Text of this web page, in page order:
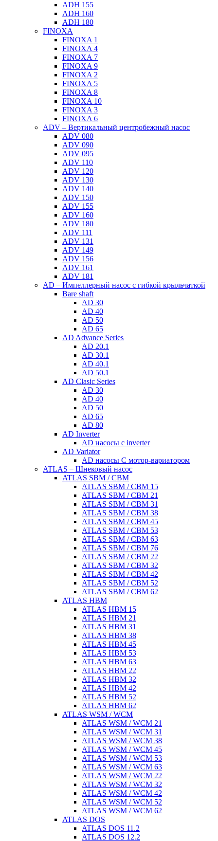
ADH 155
ADH 160
ADH 180
FINOXA
FINOXA 1
FINOXA 4
FINOXA 7
FINOXA 9
FINOXA 2
FINOXA 5
FINOXA 8
FINOXA 10
FINOXA 3
FINOXA 6
ADV – Вертикальный центробежный насос
ADV 080
ADV 090
ADV 095
ADV 110
ADV 120
ADV 130
ADV 140
ADV 150
ADV 155
ADV 160
ADV 180
ADV 111
ADV 131
ADV 149
ADV 156
ADV 161
ADV 181
AD – Импеллерный насос с гибкой крыльчаткой
Bare shaft
AD 30
AD 40
AD 50
AD 65
AD Advance Series
AD 20.1
AD 30.1
AD 40.1
AD 50.1
AD Clasic Series
AD 30
AD 40
AD 50
AD 65
AD 80
AD Inverter
AD насосы с inverter
AD Variator
AD насосы С мотор-вариатором
ATLAS – Шнековый насос
ATLAS SBM / CBM
ATLAS SBM / CBM 15
ATLAS SBM / CBM 21
ATLAS SBM / CBM 31
ATLAS SBM / CBM 38
ATLAS SBM / CBM 45
ATLAS SBM / CBM 53
ATLAS SBM / CBM 63
ATLAS SBM / CBM 76
ATLAS SBM / CBM 22
ATLAS SBM / CBM 32
ATLAS SBM / CBM 42
ATLAS SBM / CBM 52
ATLAS SBM / CBM 62
ATLAS HBM
ATLAS HBM 15
ATLAS HBM 21
ATLAS HBM 31
ATLAS HBM 38
ATLAS HBM 45
ATLAS HBM 53
ATLAS HBM 63
ATLAS HBM 22
ATLAS HBM 32
ATLAS HBM 42
ATLAS HBM 52
ATLAS HBM 62
ATLAS WSM / WCM
ATLAS WSM / WCM 21
ATLAS WSM / WCM 31
ATLAS WSM / WCM 38
ATLAS WSM / WCM 45
ATLAS WSM / WCM 53
ATLAS WSM / WCM 63
ATLAS WSM / WCM 22
ATLAS WSM / WCM 32
ATLAS WSM / WCM 42
ATLAS WSM / WCM 52
ATLAS WSM / WCM 62
ATLAS DOS
ATLAS DOS 11.2
ATLAS DOS 12.2